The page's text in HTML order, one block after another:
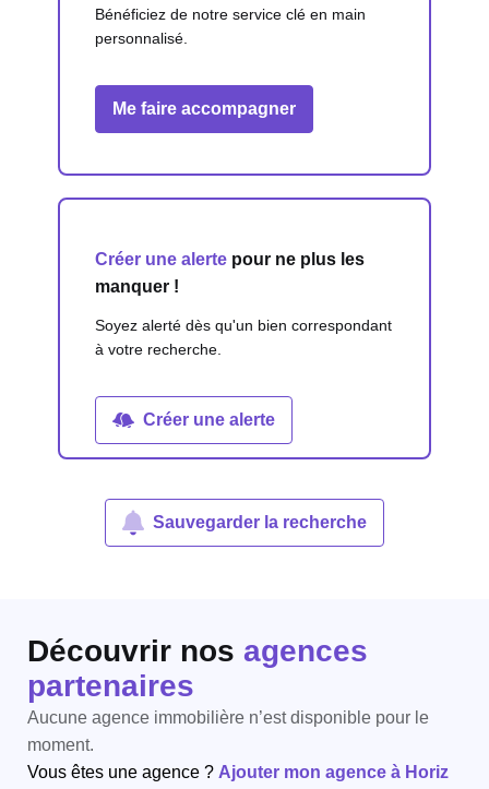
Bénéficiez de notre service clé en main
personnalisé.
Me faire accompagner
Créer une alerte pour ne plus les
manquer !
Soyez alerté dès qu'un bien correspondant
à votre recherche.
Créer une alerte
Sauvegarder la recherche
Découvrir nos agences
partenaires
Aucune agence immobilière n’est disponible pour le
moment.
Vous êtes une agence ? Ajouter mon agence à Horiz